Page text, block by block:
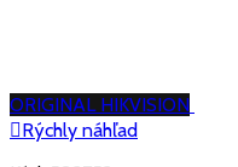
ORIGINAL HIKVISION
Rýchly náhľad